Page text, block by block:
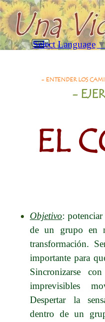
Vaya al Contenido
Saltar menú
Select Language
Buscar
- ENTENDER LOS
-
EL
Objetivo:
de un grupo en
transformación.
importante para
Sincronizarse
imprevisibles
Despertar la
dentro de un